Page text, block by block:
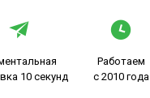
10 секунд
Работаем
с 2010 года